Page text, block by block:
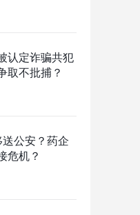
认定诈骗共犯
取不批捕？
公安？药企
危机？